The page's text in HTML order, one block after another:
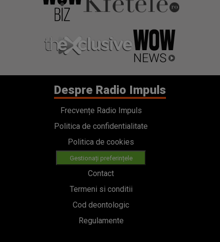
Despre Radio Impuls
Frecvențe Radio Impuls
Politica de confidentialitate
Politica de cookies
Gestionați preferințele
Contact
Termeni si conditii
Cod deontologic
Regulamente